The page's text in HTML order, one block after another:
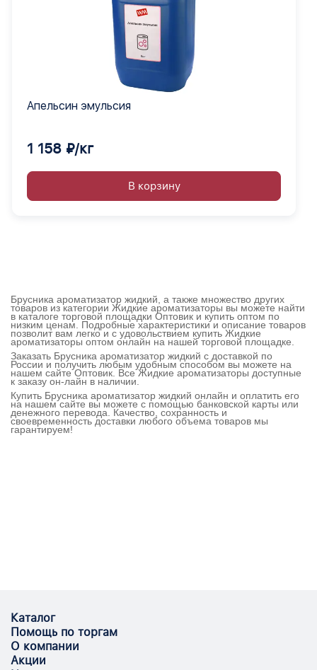
Апельсин эмульсия
1 158 ₽/кг
В корзину
Брусника ароматизатор жидкий, а также множество других
товаров из категории Жидкие ароматизаторы вы можете найти
в каталоге торговой площадки Оптовик и купить оптом по
низким ценам. Подробные характеристики и описание товаров
позволит вам легко и с удовольствием купить Жидкие
ароматизаторы оптом онлайн на нашей торговой площадке.
Заказать Брусника ароматизатор жидкий с доставкой по
России и получить любым удобным способом вы можете на
нашем сайте Оптовик. Все Жидкие ароматизаторы доступные
к заказу он-лайн в наличии.
Купить Брусника ароматизатор жидкий онлайн и оплатить его
на нашем сайте вы можете с помощью банковской карты или
денежного перевода. Качество, сохранность и
своевременность доставки любого объема товаров мы
гарантируем!
Каталог
Помощь по торгам
О компании
Акции